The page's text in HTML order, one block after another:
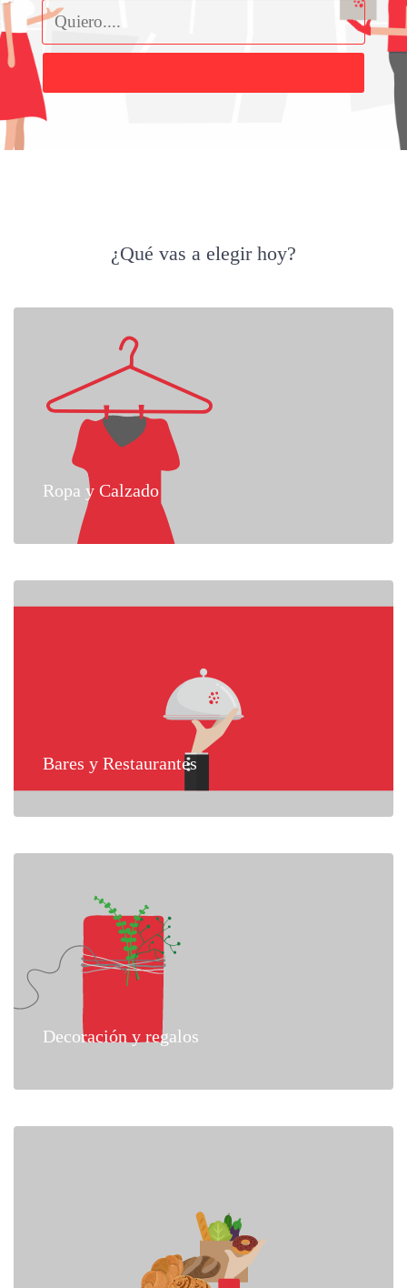
¿Qué vas a elegir hoy?
Ropa y Calzado
Bares y Restaurantes
Decoración y regalos